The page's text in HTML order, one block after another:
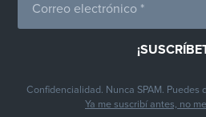
Confidencialidad. Nunca SPAM.
Ya me suscribí antes, no